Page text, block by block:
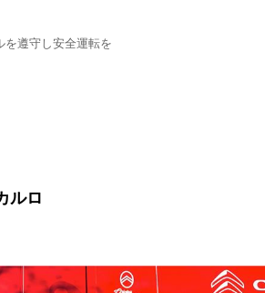
を遵守し安全運転を
ルロ